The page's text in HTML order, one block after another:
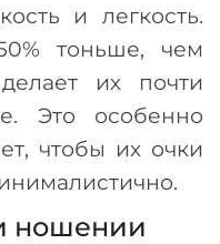
и легкость.
тоньше, чем
их почти
Это особенно
чтобы их очки
ношении